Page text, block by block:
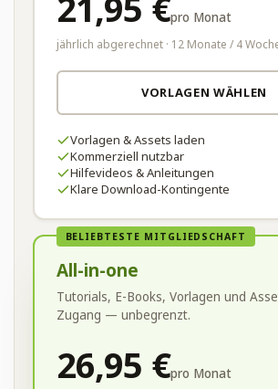
pro Monat
jährlich abgerechnet · 12 Monate / 4
VORLAGEN WÄHLEN
Vorlagen & Assets laden
Kommerziell nutzbar
Hilfevideos & Anleitungen
Klare Download-Kontingente
BELIEBTESTE MITGLIEDSCHAFT
All-in-one
Tutorials, E-Books, Vorlagen und
Zugang — unbegrenzt.
26,95 €pro Monat